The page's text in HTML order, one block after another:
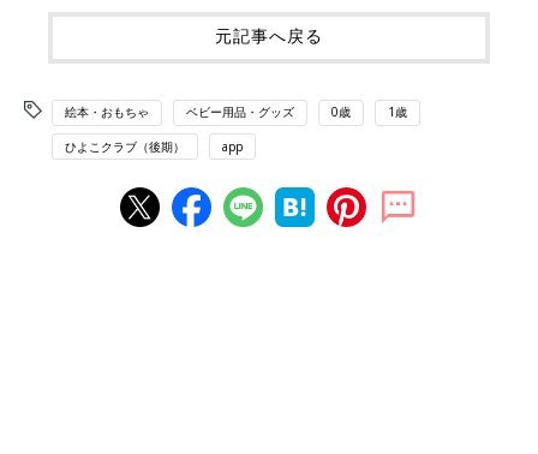
元記事へ戻る
絵本・おもちゃ ベビー用品・グッズ 0歳 1歳
ひよこクラブ（後期） app